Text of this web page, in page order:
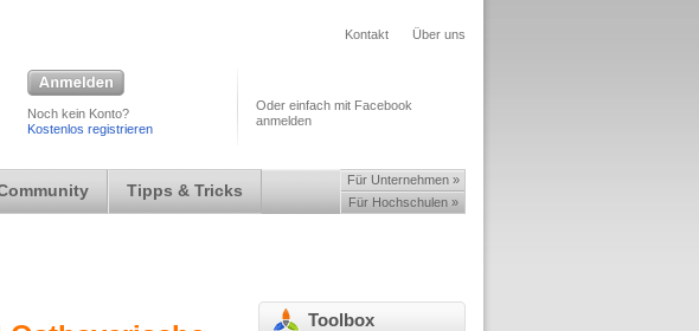
Kontakt Über uns
Noch kein Konto?
Kostenlos registrieren
Oder einfach mit Facebook
anmelden
Tipps & Tricks
Für Unternehmen »
Für Hochschulen »
Toolbox